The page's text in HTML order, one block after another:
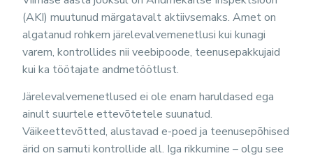
(AKI) muutunud märgatavalt aktiivsemaks. Amet on
algatanud rohkem järelevalvemenetlusi kui kunagi
varem, kontrollides nii veebipoode, teenusepakkujaid
kui ka töötajate andmetöötlust.
Järelevalvemenetlused ei ole enam haruldased ega
ainult suurtele ettevõtetele suunatud.
Väikeettevõtted, alustavad e-poed ja teenusepõhised
ärid on samuti kontrollide all. Iga rikkumine – olgu see